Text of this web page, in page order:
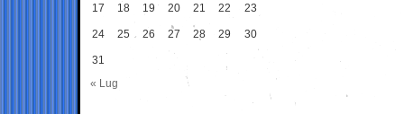
17 18 19 20 21 22 23
24 25 26 27 28 29 30
31
« Lug